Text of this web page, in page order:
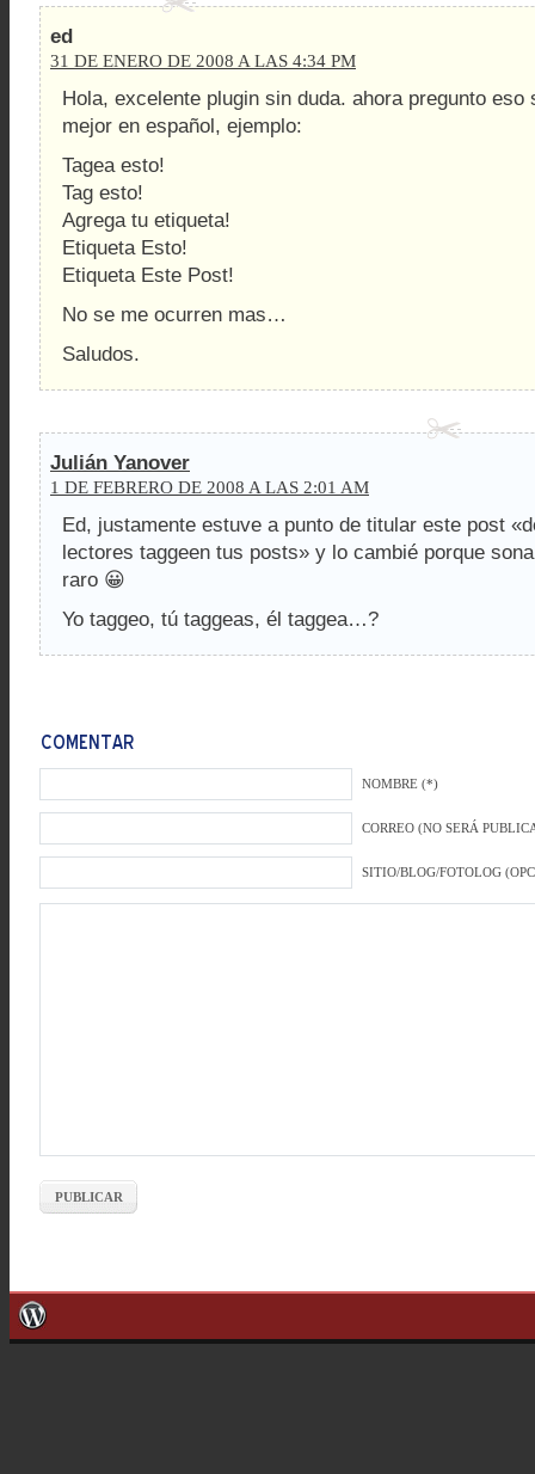
ed
31 DE ENERO DE 2008 A LAS 4:34 PM
Hola, excelente plugin sin duda. ahora pregunto eso
mejor en español, ejemplo:
Tagea esto!
Tag esto!
Agrega tu etiqueta!
Etiqueta Esto!
Etiqueta Este Post!
No se me ocurren mas…
Saludos.
Julián Yanover
1 DE FEBRERO DE 2008 A LAS 2:01 AM
Ed, justamente estuve a punto de titular este post
lectores taggeen tus posts» y lo cambié porque
raro 😀
Yo taggeo, tú taggeas, él taggea…?
NOMBRE (*)
CORREO (NO SERÁ
SITIO/BLOG/FOTOLOG